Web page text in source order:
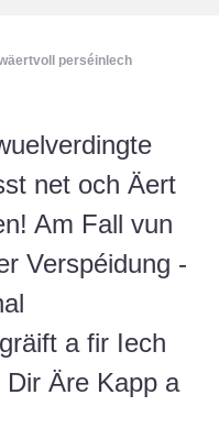
perséinlech
net och Äert
Am Fall vun
Verspéidung -
a fir Iech
Äre Kapp a